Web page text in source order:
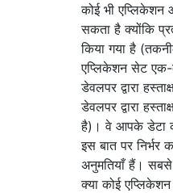
कोई भी
सकता है क्योंकि
किया गया है
एप्लिकेशन सेट
डेवलपर द्वारा
डेवलपर द्वारा
है)। वे आपके डेटा
इस बात पर
अनुमतियाँ हैं। सबसे
क्या कोई